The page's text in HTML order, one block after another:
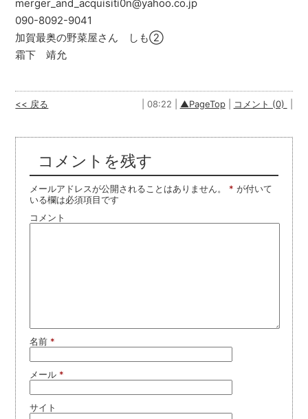
merger_and_acquisiti0n@yahoo.co.jp
090-8092-9041
加賀最奥の野菜屋さん しも②
霜下 靖允
| 08:22 | ▲PageTop| コメント (0)
<< 戻る
コメントを残す
メールアドレスが公開されることはありません。 * が付いて
いる欄は必須項目です
コメント
名前 *
メール *
サイト